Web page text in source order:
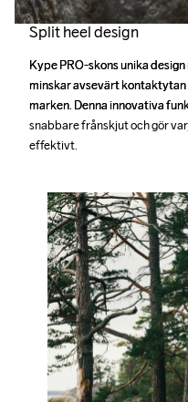
Split heel design
Kype PRO-skons unika
minskar avsevärt kontaktytan
marken. Denna innovativa
snabbare frånskjut och gör
effektivt.
Kype PRO-skons unika
minskar avsevärt kontaktytan
marken. Denna innovativa
snabbare frånskjut och gör